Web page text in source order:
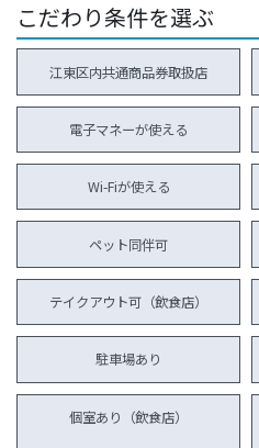
こだわり条件を選ぶ
江東区内共通商品券取扱店
電子マネーが使える
Wi-Fiが使える
ペット同伴可
テイクアウト可（飲食店）
駐車場あり
個室あり（飲食店）